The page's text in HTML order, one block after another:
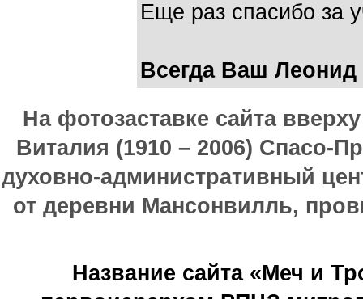
Еще раз спасибо за
Всегда Ваш
На фотозаставке сайта
Виталия (1910 – 2006) Спасо-
духовно-административный
от деревни Мансонвилль,
Название сайта «Меч и